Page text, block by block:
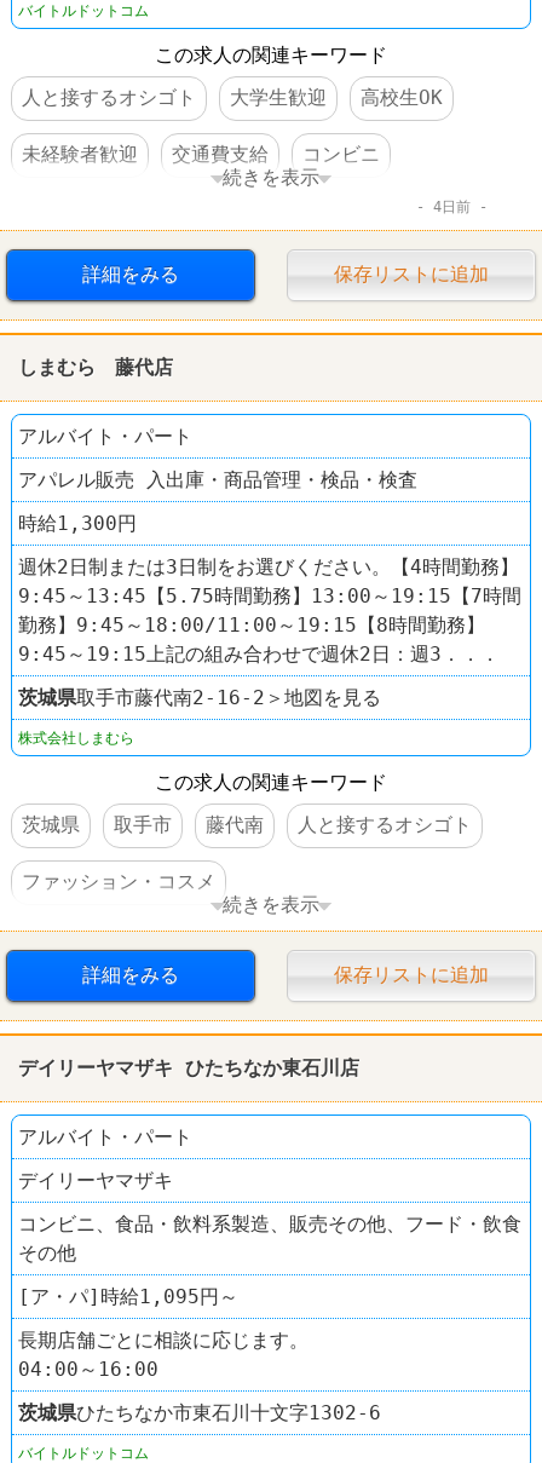
バイトルドットコム
この求人の関連キーワード
人と接するオシゴト
大学生歓迎 高校生OK
未経験者歓迎 交通費支給 コンビニ
続きを表示
4日前
詳細をみる 保存リストに追加
しまむら 藤代店
アルバイト・パート
アパレル販売 入出庫・商品管理・検品・検査
時給1,300円
週休2日制または3日制をお選びください。【4時間勤務】
9:45～13:45【5.75時間勤務】13:00～19:15【7時間
勤務】9:45～18:00/11:00～19:15【8時間勤務】
9:45～19:15上記の組み合わせで週休2日：週3．．．
茨城県取手市藤代南2-16-2＞地図を見る
株式会社しまむら
この求人の関連キーワード
茨城県
取手市 藤代南 人と接するオシゴト
ファッション・コスメ
ファッションセンター しまむら
続きを表示
詳細をみる 保存リストに追加
デイリーヤマザキ ひたちなか東石川店
アルバイト・パート
デイリーヤマザキ
コンビニ、食品・飲料系製造、販売その他、フード・飲食
その他
[ア・パ]時給1,095円～
長期店舗ごとに相談に応じます。
04:00～16:00
茨城県ひたちなか市東石川十文字1302‐6
バイトルドットコム